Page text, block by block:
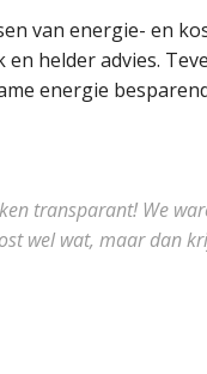
van energie- en
helder advies.
energie
transparant! We
wel wat, maar dan